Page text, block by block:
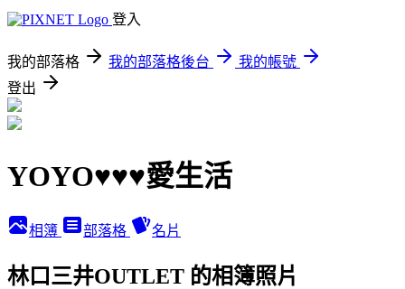
登入
我的部落格 我的部落格後台
我的帳號
登出
YOYO♥♥♥愛生活
相簿 部落格 名片
林口三井OUTLET 的相簿照片